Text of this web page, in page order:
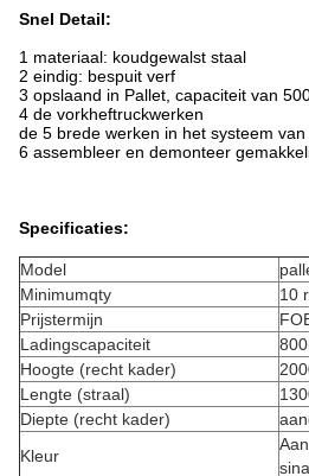
Snel Detail:
1 materiaal: koudgewalst staal
2 eindig: bespuit verf
3 opslaand in Pallet, capaciteit van
4 de vorkheftruckwerken
de 5 brede werken in het systeem
6 assembleer en demonteer
Specificaties:
Model
Minimumqty
10
Prijstermijn
Ladingscapaciteit
Hoogte (recht kader)
Lengte (straal)
Diepte (recht kader)
Kleur